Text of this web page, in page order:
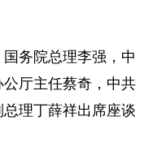
务院总理李强，中
厅主任蔡奇，中共
理丁薛祥出席座谈